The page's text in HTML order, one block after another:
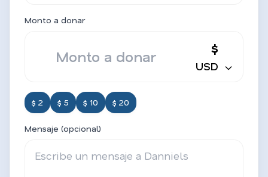
Monto a donar
$
USD
$ 2 $ 5 $ 10 $ 20
Mensaje (opcional)